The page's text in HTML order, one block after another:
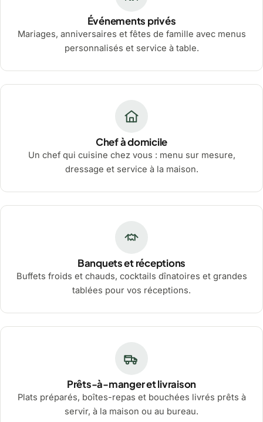
Événements privés
Mariages, anniversaires et fêtes de famille avec menus
personnalisés et service à table.
Chef à domicile
Un chef qui cuisine chez vous : menu sur mesure,
dressage et service à la maison.
Banquets et réceptions
Buffets froids et chauds, cocktails dînatoires et grandes
tablées pour vos réceptions.
Prêts-à-manger et livraison
Plats préparés, boîtes-repas et bouchées livrés prêts à
servir, à la maison ou au bureau.